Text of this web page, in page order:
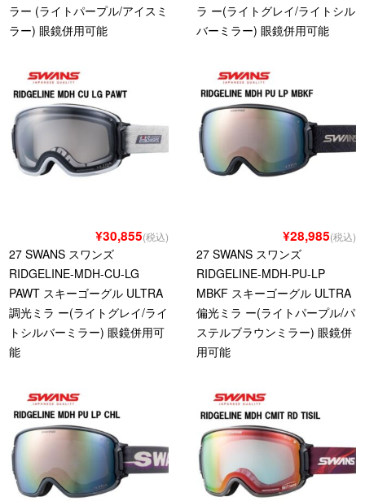
ラー (ライトパープル/アイスミ
ラー) 眼鏡併用可能
ラ ー(ライトグレイ/ライトシル
バーミラー) 眼鏡併用可能
¥30,855(税込)
27 SWANS スワンズ
RIDGELINE-MDH-CU-LG
PAWT スキーゴーグル ULTRA
調光ミラ ー(ライトグレイ/ライ
トシルバーミラー) 眼鏡併用可
能
¥28,985(税込)
27 SWANS スワンズ
RIDGELINE-MDH-PU-LP
MBKF スキーゴーグル ULTRA
偏光ミラ ー(ライトパープル/パ
ステルブラウンミラー) 眼鏡併
用可能